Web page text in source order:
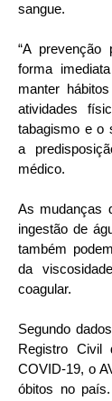
sangue.
“A
forma
manter
atividades
tabagismo e o
a
médico.
As mudanças
ingestão de
também
da
coagular.
Segundo
Registro
COVID-19, o
óbitos no